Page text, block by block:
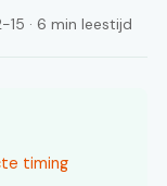
· 6 min leestijd
timing